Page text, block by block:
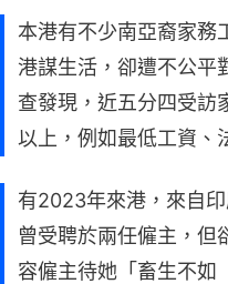
本港有不少南亞裔家務
港謀生活，卻遭不公平
查發現，近五分四受訪
以上，例如最低工資、
有2023年來港，來自
曾受聘於兩任僱主，但
容僱主待她「畜生不